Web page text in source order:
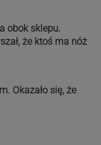
obok sklepu.
że ktoś ma nóż
Okazało się, że